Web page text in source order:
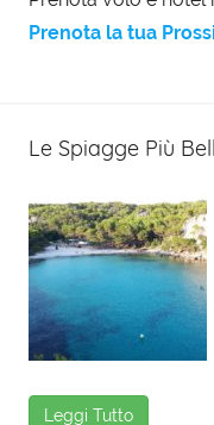
Prenota la tua
Le Spiagge Più
Leggi Tutto